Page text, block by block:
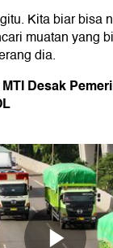
Kita biar bisa
muatan yang
dia.
Desak